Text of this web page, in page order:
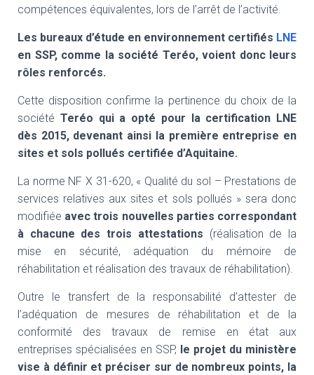
compétences équivalentes, lors de l’arrêt de l’activité.
Les bureaux d’étude en environnement certifiés LNE
en SSP, comme la société Teréo, voient donc leurs
rôles renforcés.
Cette disposition confirme la pertinence du choix de la
société Teréo qui a opté pour la certification LNE
dès 2015, devenant ainsi la première entreprise en
sites et sols pollués certifiée d’Aquitaine.
La norme NF X 31-620, « Qualité du sol – Prestations de
services relatives aux sites et sols pollués » sera donc
modifiée avec trois nouvelles parties correspondant
à chacune des trois attestations (réalisation de la
mise en sécurité, adéquation du mémoire de
réhabilitation et réalisation des travaux de réhabilitation).
Outre le transfert de la responsabilité d’attester de
l’adéquation de mesures de réhabilitation et de la
conformité des travaux de remise en état aux
entreprises spécialisées en SSP, le projet du ministère
vise à définir et préciser sur de nombreux points, la